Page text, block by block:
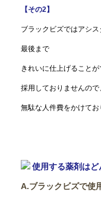
【その2】
ブラックビズではアシ
最後まで
きれいに仕上げること
採用しておりませんので
無駄な人件費をかけてお
使用する薬剤はど
A.ブラックビズで使